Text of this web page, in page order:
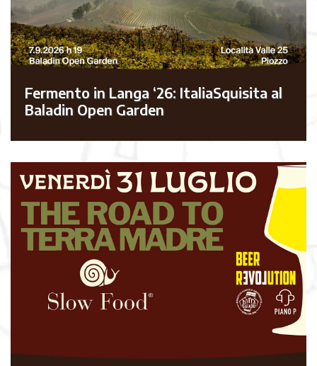
Fermento in Langa ‘26: ItaliaSquisita al
Baladin Open Garden